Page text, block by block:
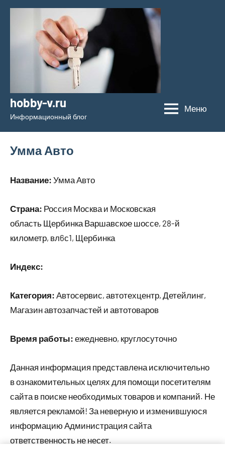
Перейти
содержимому
hobby-v.ru
Информационный блог
Меню
Умма Авто
Название: Умма Авто
Страна: Россия Москва и Московская
область Щербинка Варшавское шоссе, 28-й
километр, вл6с1, Щербинка
Индекс:
Категория: Автосервис, автотехцентр, Детейлинг,
Магазин автозапчастей и автотоваров
Время работы: ежедневно, круглосуточно
Данная информация представлена исключительно
в ознакомительных целях для помощи посетителям
сайта в поиске необходимых товаров и компаний. Не
является рекламой! За неверную и изменившуюся
информацию Администрация сайта
ответственность не несет.